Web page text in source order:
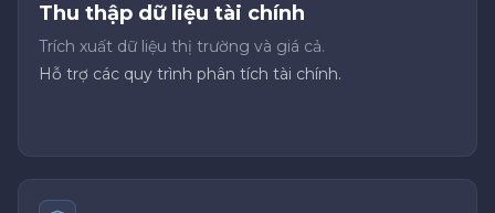
Thu thập dữ liệu tài chính
Trích xuất dữ liệu thị trường và giá cả.
Hỗ trợ các quy trình phân tích tài chính.